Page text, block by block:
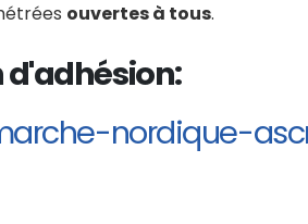
ouvertes à tous.
d'adhésion:
nordique-